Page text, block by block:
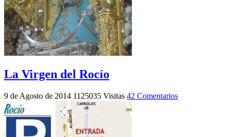
La Virgen del Rocío
9 de Agosto de 2014 1125035 Visitas 42 Comentarios